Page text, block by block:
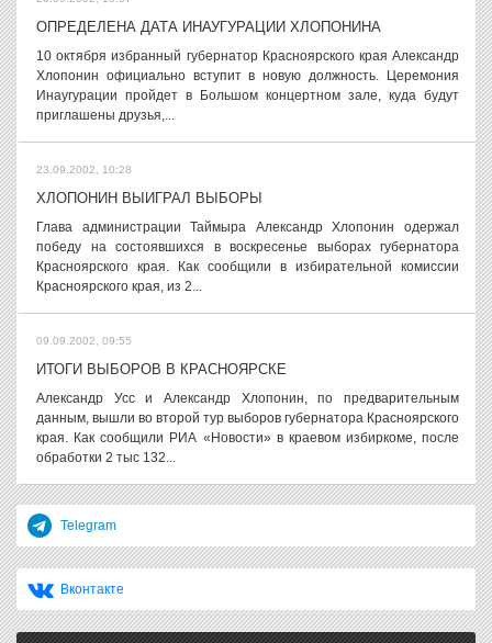
ОПРЕДЕЛЕНА ДАТА ИНАУГУРАЦИИ ХЛОПОНИНА
10 октября избранный губернатор Красноярского края Александр
Хлопонин официально вступит в новую должность. Церемония
Инаугурации пройдет в Большом концертном зале, куда будут
приглашены друзья,...
23.09.2002, 10:28
ХЛОПОНИН ВЫИГРАЛ ВЫБОРЫ
Глава администрации Таймыра Александр Хлопонин одержал
победу на состоявшихся в воскресенье выборах губернатора
Красноярского края. Как сообщили в избирательной комиссии
Красноярского края, из 2...
09.09.2002, 09:55
ИТОГИ ВЫБОРОВ В КРАСНОЯРСКЕ
Александр Усс и Александр Хлопонин, по предварительным
данным, вышли во второй тур выборов губернатора Красноярского
края. Как сообщили РИА «Новости» в краевом избиркоме, после
обработки 2 тыс 132...
Telegram
Вконтакте